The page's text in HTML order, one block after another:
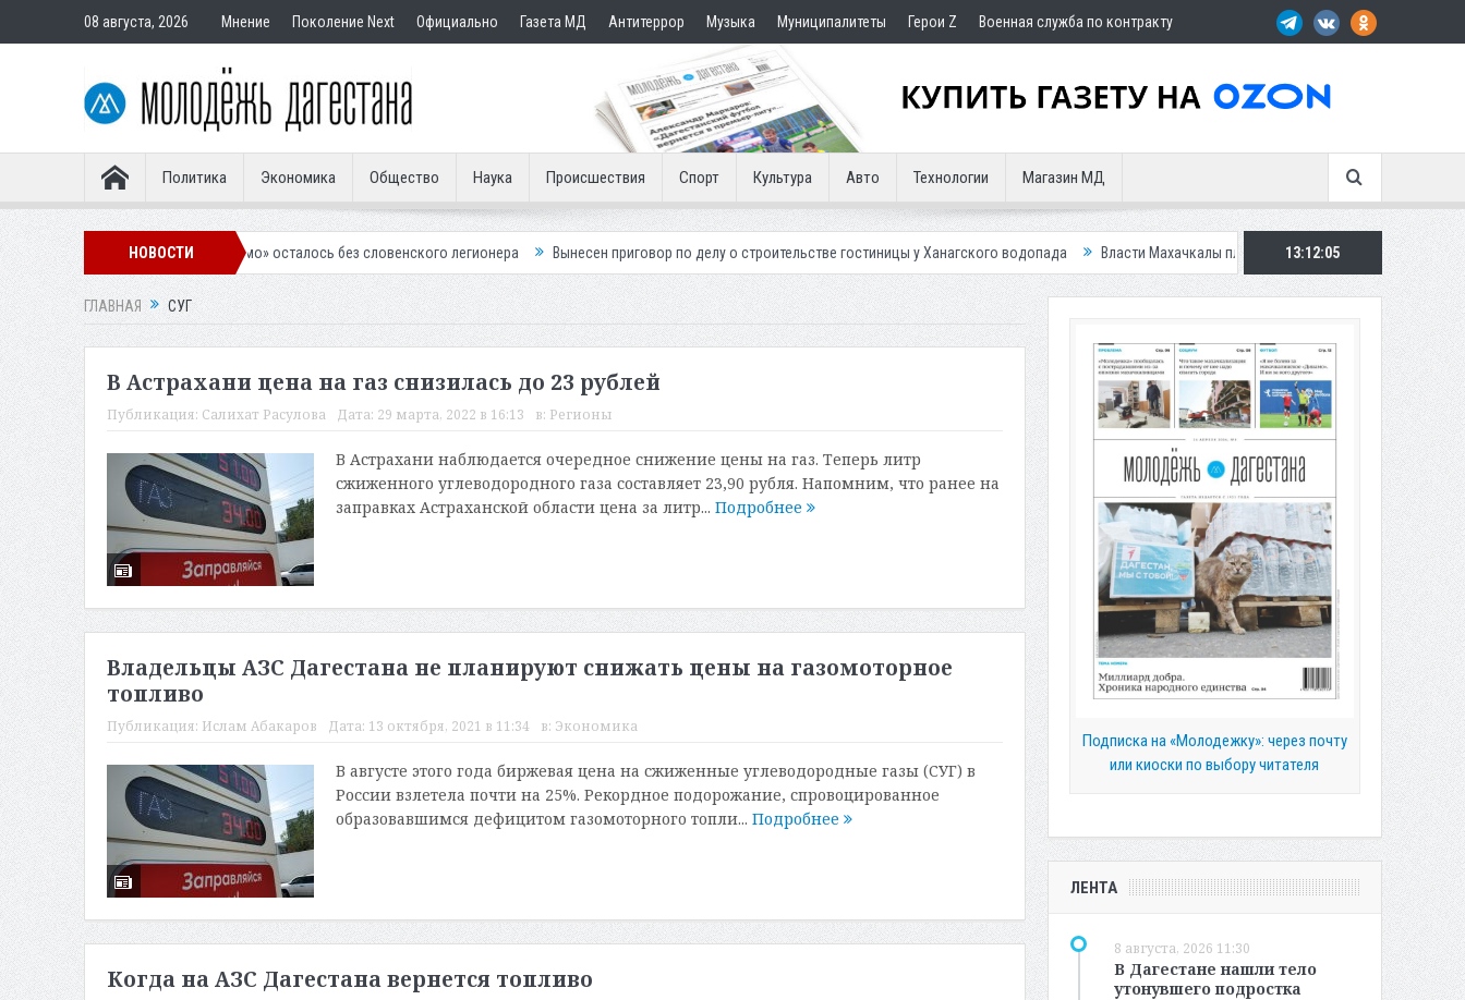
08 августа, 2026 Мнение Поколение Next Официально Газета МД Антитеррор Музыка Муниципалитеты Герои Z Военная служба по контракту
Политика Экономика Общество Наука Происшествия Спорт Культура Авто Технологии Магазин МД
НОВОСТИ
Махачкалинское «Динамо» осталось без словенского легионера Вынесен приговор по делу о строительстве гостиницы у Ханагского водопада Власти Махачкалы планирует внедрить новую систему для
13:12:06
ГЛАВНАЯ СУГ
В Астрахани цена на газ снизилась до 23 рублей
Публикация: Салихат Расулова Дата: 29 марта, 2022 в 16:13 в: Регионы
В Астрахани наблюдается очередное снижение цены на газ. Теперь литр
сжиженного углеводородного газа составляет 23,90 рубля. Напомним, что ранее на
заправках Астраханской области цена за литр... Подробнее
Владельцы АЗС Дагестана не планируют снижать цены на газомоторное
топливо
Публикация: Ислам Абакаров Дата: 13 октября, 2021 в 11:34 в: Экономика
В августе этого года биржевая цена на сжиженные углеводородные газы (СУГ) в
России взлетела почти на 25%. Рекордное подорожание, спровоцированное
образовавшимся дефицитом газомоторного топли... Подробнее
Когда на АЗС Дагестана вернется топливо
Подписка на «Молодежку»: через почту
или киоски по выбору читателя
ЛЕНТА
8 августа, 2026 11:30
В Дагестане нашли тело
утонувшего подростка